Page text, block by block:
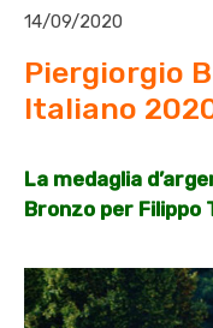
14/09/2020
Piergiorgio
Italiano
La medaglia
Bronzo per Filippo